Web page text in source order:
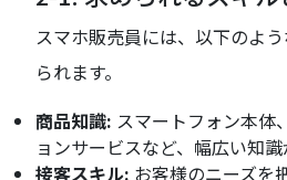
スマホ販売員には、以下のよ
られます。
商品知識: スマートフォン本体
ョンサービスなど、幅広い知識
接客スキル: お客様のニーズを